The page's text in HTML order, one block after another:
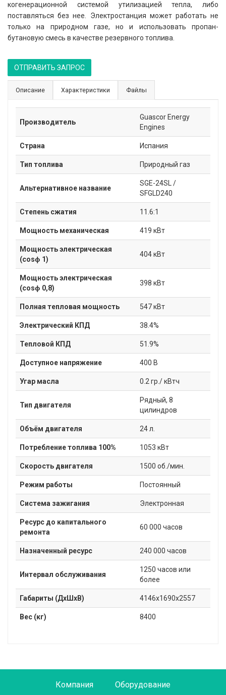
когенерационной системой утилизацией тепла, либо
поставляться без нее. Электростанция может работать не
только на природном газе, но и использовать пропан-
бутановую смесь в качестве резервного топлива.
ОТПРАВИТЬ ЗАПРОС
Описание Характеристики Файлы
Производитель
Guascor Energy
Engines
Страна Испания
Тип топлива Природный газ
Альтернативное название
SGE-24SL /
SFGLD240
Степень сжатия 11.6:1
Мощность механическая 419 кВт
Мощность электрическая
(cosɸ 1)
404 кВт
Мощность электрическая
(cosɸ 0,8)
398 кВт
Полная тепловая мощность 547 кВт
Электрический КПД 38.4%
Тепловой КПД 51.9%
Доступное напряжение 400 В
Угар масла 0.2 гр./ кВтч
Тип двигателя
Рядный, 8
цилиндров
Объём двигателя 24 л.
Потребление топлива 100% 1053 кВт
Скорость двигателя 1500 об./мин.
Режим работы Постоянный
Система зажигания Электронная
Ресурс до капитального
ремонта
60 000 часов
Назначенный ресурс 240 000 часов
Интервал обслуживания
1250 часов или
более
Габариты (ДxШxВ) 4146x1690х2557
Вес (кг) 8400
Компания Оборудование